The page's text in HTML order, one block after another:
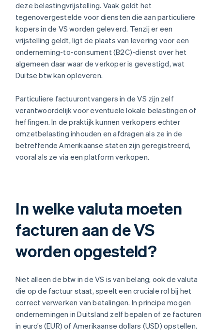
deze belastingvrijstelling. Vaak geldt het
tegenovergestelde voor diensten die aan particuliere
kopers in de VS worden geleverd. Tenzij er een
vrijstelling geldt, ligt de plaats van levering voor een
onderneming-to-consument (B2C)-dienst over het
algemeen daar waar de verkoper is gevestigd, wat
Duitse btw kan opleveren.
Particuliere factuurontvangers in de VS zijn zelf
verantwoordelijk voor eventuele lokale belastingen of
heffingen. In de praktijk kunnen verkopers echter
omzetbelasting inhouden en afdragen als ze in de
betreffende Amerikaanse staten zijn geregistreerd,
vooral als ze via een platform verkopen.
In welke valuta moeten
facturen aan de VS
worden opgesteld?
Niet alleen de btw in de VS is van belang; ook de valuta
die op de factuur staat, speelt een cruciale rol bij het
correct verwerken van betalingen. In principe mogen
ondernemingen in Duitsland zelf bepalen of ze facturen
in euro’s (EUR) of Amerikaanse dollars (USD) opstellen.